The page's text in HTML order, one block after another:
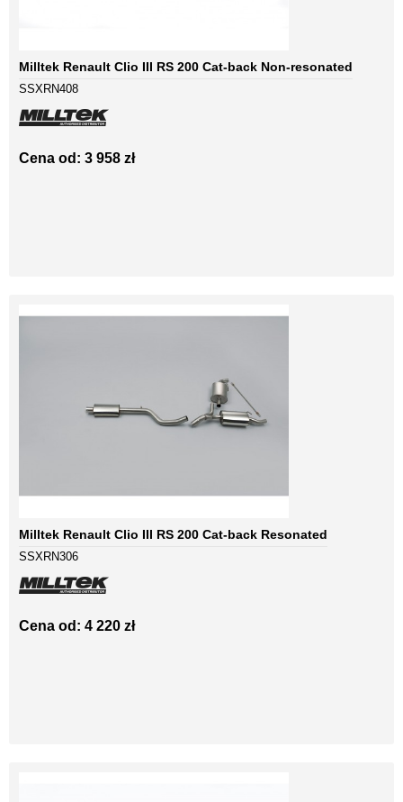
Milltek Renault Clio III RS 200 Cat-back Non-resonated
SSXRN408
Cena od: 3 958 zł
Milltek Renault Clio III RS 200 Cat-back Resonated
SSXRN306
Cena od: 4 220 zł